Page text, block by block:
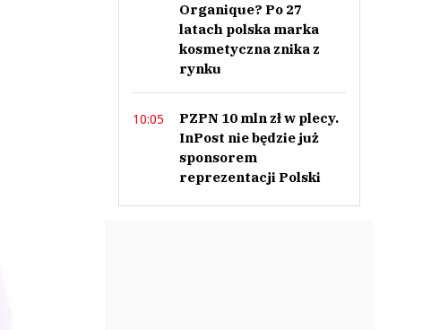
Organique? Po 27
latach polska marka
kosmetyczna znika z
rynku
10:05
PZPN 10 mln zł w plecy.
InPost nie będzie już
sponsorem
reprezentacji Polski